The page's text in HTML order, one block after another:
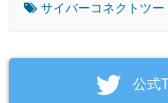
サイバーコネクトツー
公式